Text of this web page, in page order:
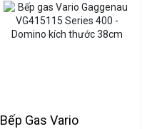
Bếp Gas Vario